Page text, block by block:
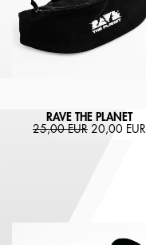
RAVE THE PLANET
25,00 EUR 20,00 EUR